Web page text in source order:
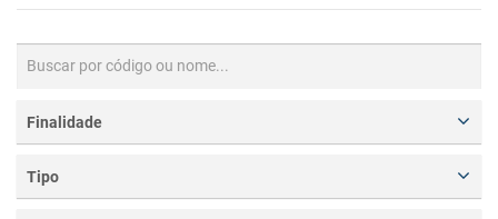
Finalidade
Tipo